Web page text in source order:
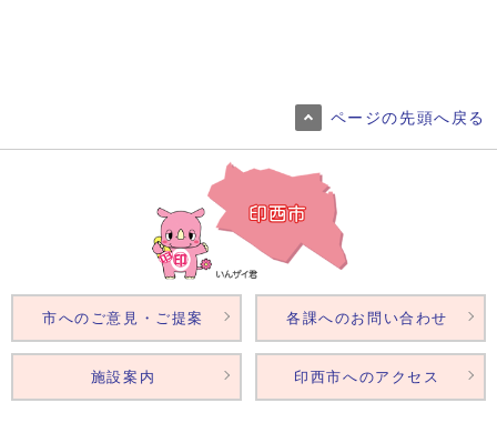
ページの先頭へ戻る
市へのご意見・ご提案 各課へのお問い合わせ
施設案内 印西市へのアクセス